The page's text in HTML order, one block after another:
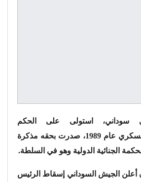
استولى على الحكم
العسكري بانقلاب عسكري عام 1989، صدرت بحقه مذكرة
الجنائية الدولية وهو في السلطة.
نيسان أعلن الجيش السوداني إسقاط الرئيس